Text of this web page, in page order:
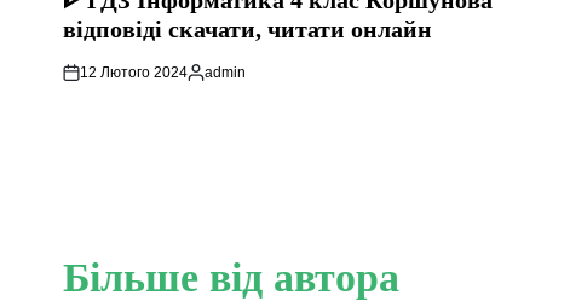
відповіді скачати, читати онлайн
12 Лютого 2024
Опубліковано
admin
Більше від автора